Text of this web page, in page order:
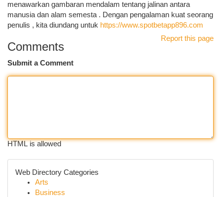
menawarkan gambaran mendalam tentang jalinan antara
manusia dan alam semesta . Dengan pengalaman kuat seorang
penulis , kita diundang untuk https://www.spotbetapp896.com
Report this page
Comments
Submit a Comment
HTML is allowed
Web Directory Categories
Arts
Business